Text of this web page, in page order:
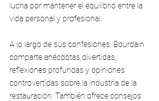
lucha por mantener el equilibrio entre la
vida personal y profesional.
A lo largo de sus confesiones, Bourdain
comparte anécdotas divertidas,
reflexiones profundas y opiniones
controvertidas sobre la industria de la
restauración. También ofrece consejos